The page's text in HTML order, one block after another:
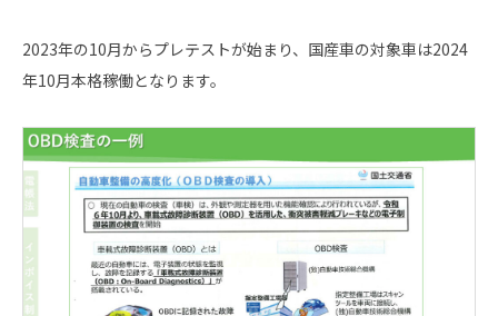
2023年の10月からプレテストが始まり、国産車の対象車は2024
年10月本格稼働となります。